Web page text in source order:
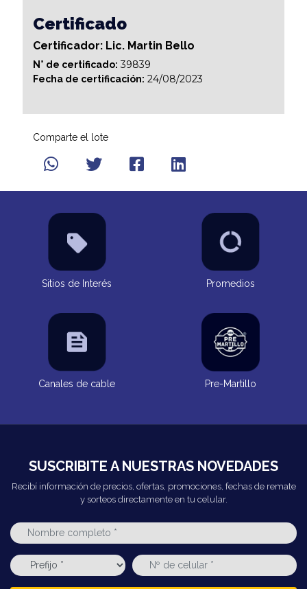
Certificado
Certificador: Lic. Martin Bello
N° de certificado: 39839
Fecha de certificación: 24/08/2023
Comparte el lote
Sitios de Interés Promedios
Canales de cable Pre-Martillo
SUSCRIBITE A NUESTRAS NOVEDADES
Recibí información de precios, ofertas, promociones, fechas de remate
y sorteos directamente en tu celular.